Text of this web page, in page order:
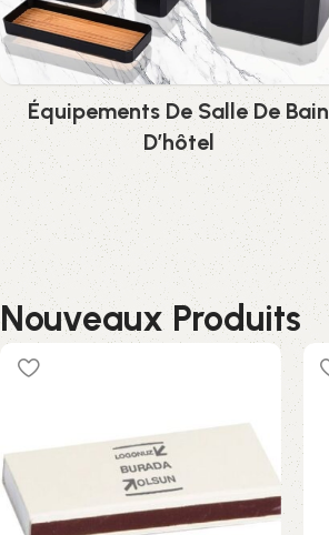
Équipements De Salle De Bain
D’hôtel
Nouveaux Produits